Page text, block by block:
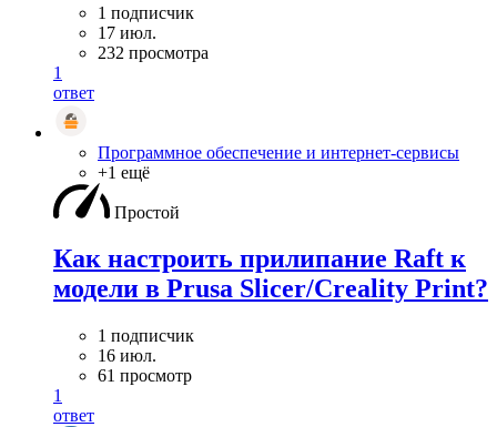
1 подписчик
17 июл.
232 просмотра
1
ответ
Программное обеспечение и интернет-сервисы
+1 ещё
Простой
Как настроить прилипание Raft к
модели в Prusa Slicer/Creality Print?
1 подписчик
16 июл.
61 просмотр
1
ответ